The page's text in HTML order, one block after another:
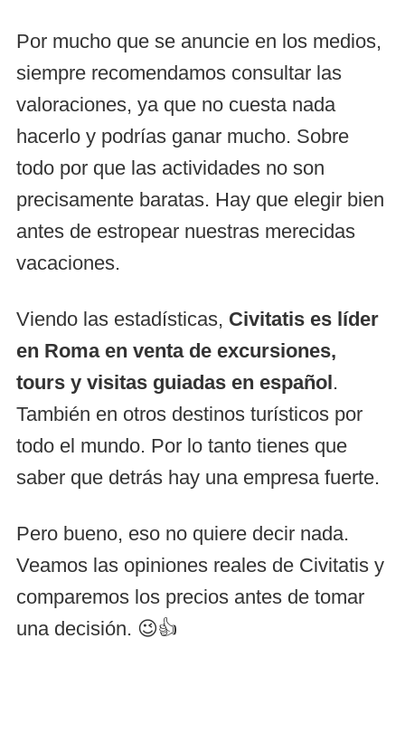
Por mucho que se anuncie en los medios,
siempre recomendamos consultar las
valoraciones, ya que no cuesta nada
hacerlo y podrías ganar mucho. Sobre
todo por que las actividades no son
precisamente baratas. Hay que elegir bien
antes de estropear nuestras merecidas
vacaciones.
Viendo las estadísticas, Civitatis es líder
en Roma en venta de excursiones,
tours y visitas guiadas en español .
También en otros destinos turísticos por
todo el mundo. Por lo tanto tienes que
saber que detrás hay una empresa fuerte.
Pero bueno, eso no quiere decir nada.
Veamos las opiniones reales de Civitatis y
comparemos los precios antes de tomar
una decisión. 😉👍